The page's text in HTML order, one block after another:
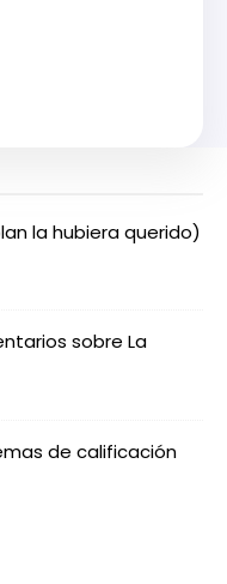
la hubiera querido)
sobre La
de calificación